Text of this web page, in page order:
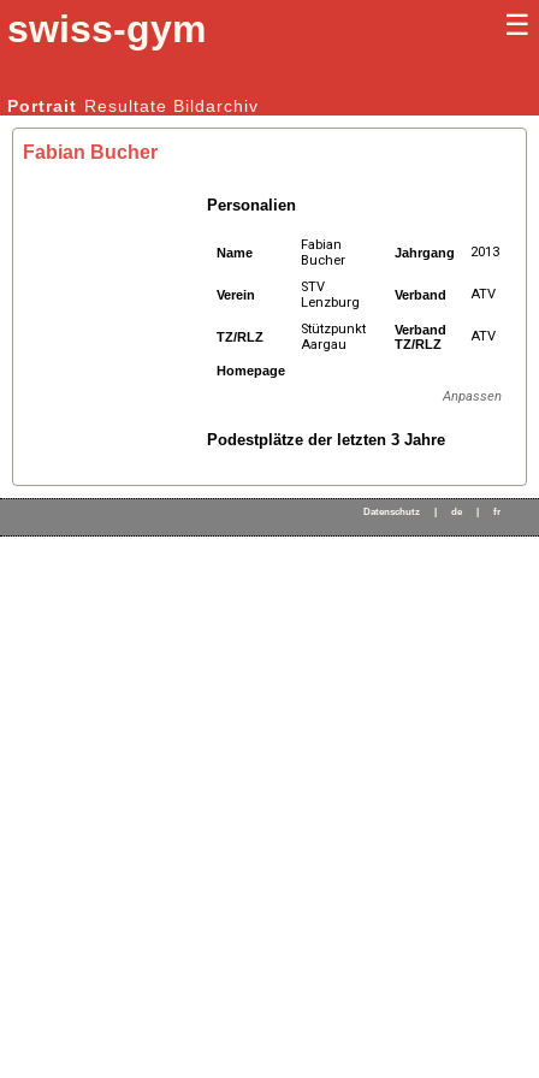
swiss-gym ☰
Kunstturnen Männer | Kunstturnen Frauen
Portrait Resultate Bildarchiv
Fabian Bucher
Personalien
Name
Fabian
Bucher
Jahrgang 2013
Verein
STV
Lenzburg
Verband ATV
TZ/RLZ
Stützpunkt
Aargau
Verband
TZ/RLZ
ATV
Homepage
Anpassen
Podestplätze der letzten 3 Jahre
Datenschutz de fr